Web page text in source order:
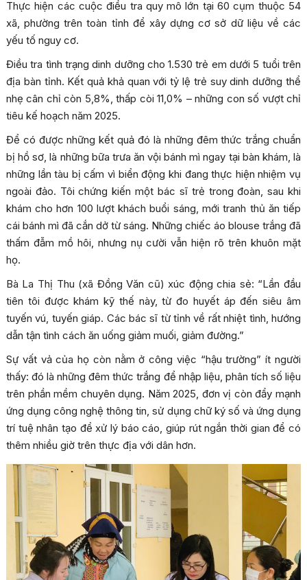
Thực hiện các cuộc điều tra quy mô lớn tại 60 cụm thuộc 54
xã, phường trên toàn tỉnh để xây dựng cơ sở dữ liệu về các
yếu tố nguy cơ.
Điều tra tình trạng dinh dưỡng cho 1.530 trẻ em dưới 5 tuổi trên
địa bàn tỉnh. Kết quả khả quan với tỷ lệ trẻ suy dinh dưỡng thể
nhẹ cân chỉ còn 5,8%, thấp còi 11,0% – những con số vượt chỉ
tiêu kế hoạch năm 2025.
Để có được những kết quả đó là những đêm thức trắng chuẩn
bị hồ sơ, là những bữa trưa ăn vội bánh mì ngay tại bàn khám, là
những lần tàu bị cấm vì biển động khi đang thực hiện nhiệm vụ
ngoài đảo. Tôi chứng kiến một bác sĩ trẻ trong đoàn, sau khi
khám cho hơn 100 lượt khách buổi sáng, mới tranh thủ ăn tiếp
cái bánh mì đã cắn dở từ sáng. Những chiếc áo blouse trắng đã
thấm đẫm mồ hôi, nhưng nụ cười vẫn hiện rõ trên khuôn mặt
họ.
Bà La Thị Thu (xã Đồng Văn cũ) xúc động chia sẻ: “Lần đầu
tiên tôi được khám kỹ thế này, từ đo huyết áp đến siêu âm
tuyến vú, tuyến giáp. Các bác sĩ từ tỉnh về rất nhiệt tình, hướng
dẫn tận tình cách ăn uống giảm muối, giảm đường.”
Sự vất vả của họ còn nằm ở công việc “hậu trường” ít người
thấy: đó là những đêm thức trắng để nhập liệu, phân tích số liệu
trên phần mềm chuyên dụng. Năm 2025, đơn vị còn đẩy mạnh
ứng dụng công nghệ thông tin, sử dụng chữ ký số và ứng dụng
trí tuệ nhân tạo để xử lý báo cáo, giúp rút ngắn thời gian để có
thêm nhiều giờ trên thực địa với dân hơn.